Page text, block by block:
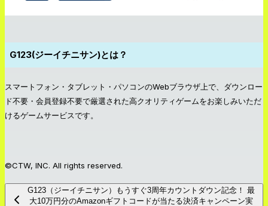
G123(ジーイチニサン)とは？
スマートフォン・タブレット・パソコンのWebブラウザ上で、ダウンロー
ド不要・会員登録不要で厳選された高クオリティゲームをお楽しみいただ
けるゲームサービスです。
©CTW, INC. All rights reserved.
G123（ジーイチニサン）もうすぐ3周年カウントダウン記念！ 最
大10万円分のAmazonギフトコードが当たる決済キャンペーン実